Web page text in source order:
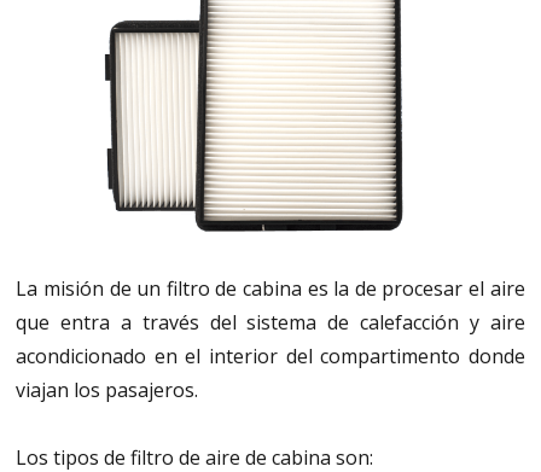
La misión de un filtro de cabina es la de procesar el aire
que entra a través del sistema de calefacción y aire
acondicionado en el interior del compartimento donde
viajan los pasajeros.
Los tipos de filtro de aire de cabina son: